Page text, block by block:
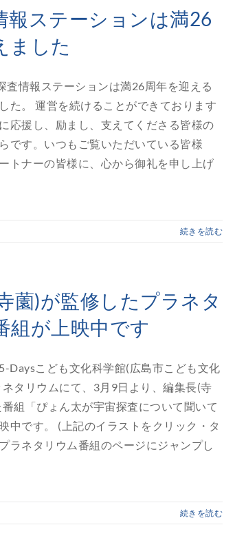
報ステーションは満26
ました
査情報ステーションは満26周年を迎える
た。 運営を続けることができております
応援し、励まし、支えてくださる皆様の
です。いつもご覧いただいている皆様
トナーの皆様に、心から御礼を申し上げ
続きを読む
薗)が監修したプラネタ
組が上映中です
Daysこども文化科学館(広島市こども文化
タリウムにて、3月9日より、編集長(寺
組「ぴょん太が宇宙探査について聞いて
中です。 (上記のイラストをクリック・タ
ラネタリウム番組のページにジャンプし
続きを読む